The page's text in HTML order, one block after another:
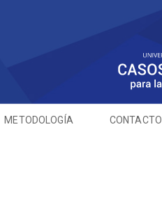
METODOLOGÍA CONTACTO